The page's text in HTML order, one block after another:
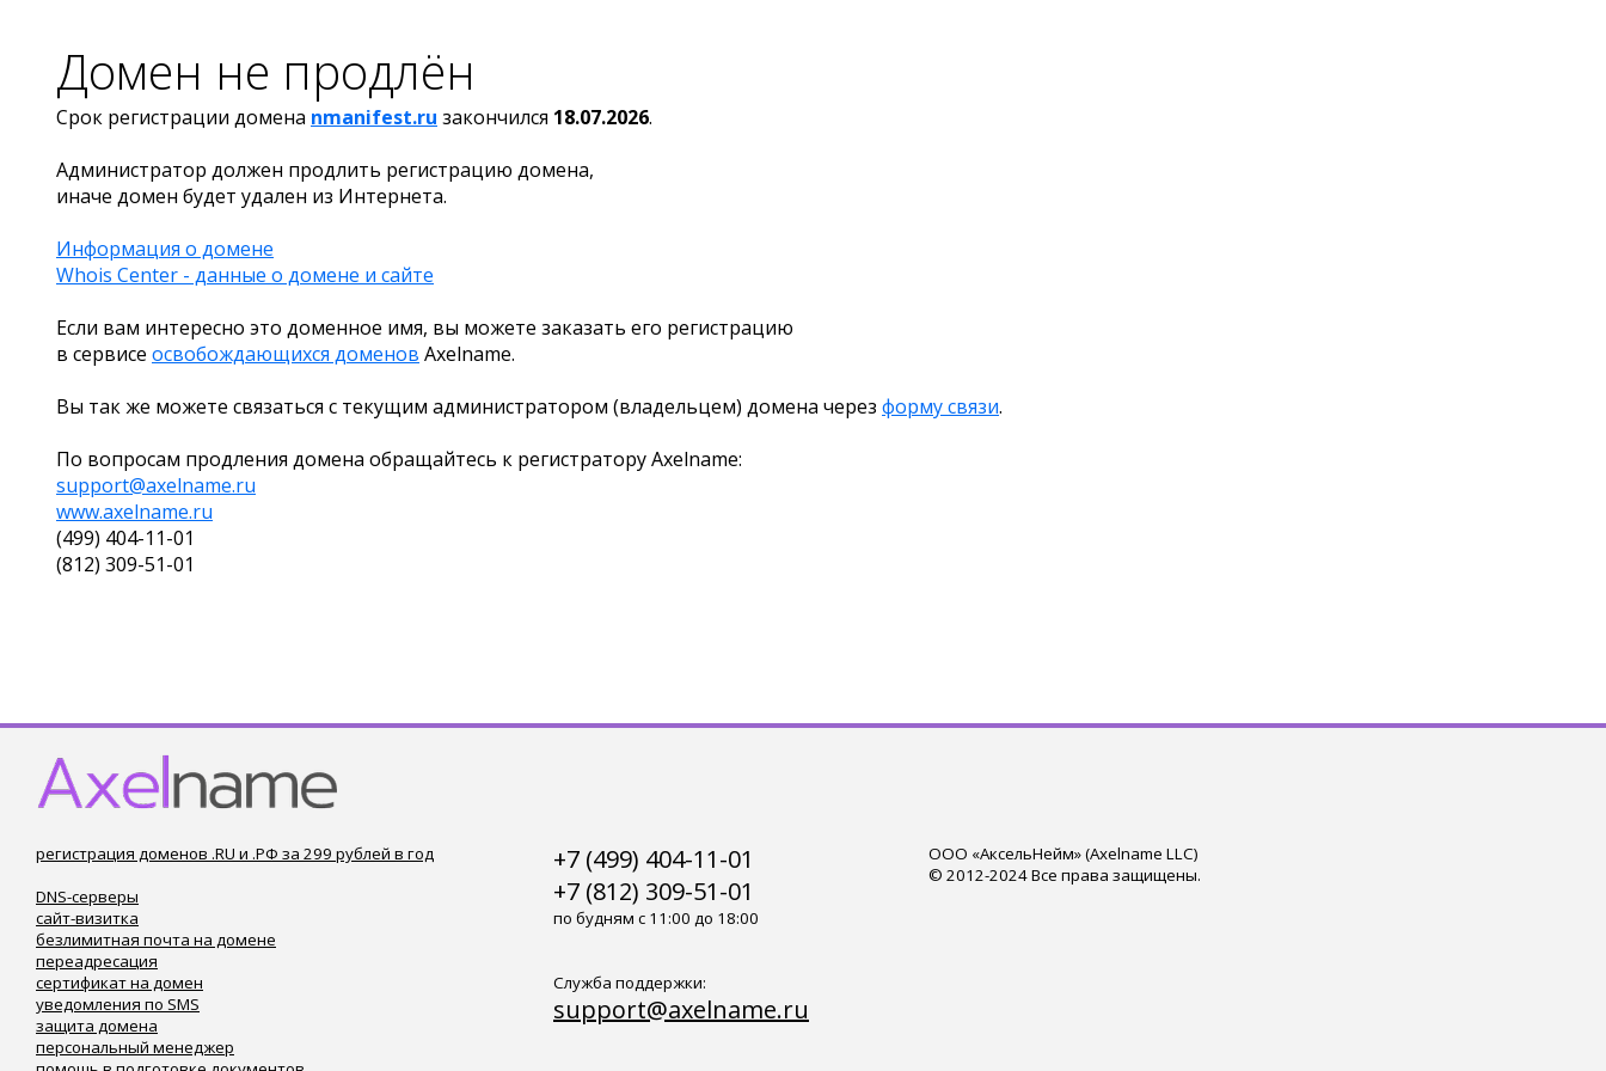
Домен не продлён
Срок регистрации домена nmanifest.ru закончился 18.07.2026.
Администратор должен продлить регистрацию домена,
иначе домен будет удален из Интернета.
Информация о домене
Whois Center - данные о домене и сайте
Если вам интересно это доменное имя, вы можете заказать его регистрацию
в сервисе освобождающихся доменов Axelname.
Вы так же можете связаться с текущим администратором (владельцем) домена через форму связи.
По вопросам продления домена обращайтесь к регистратору Axelname:
support@axelname.ru
www.axelname.ru
(499) 404-11-01
(812) 309-51-01
регистрация доменов .RU и .РФ за 299 рублей в год
DNS-серверы
сайт-визитка
безлимитная почта на домене
переадресация
сертификат на домен
уведомления по SMS
защита домена
персональный менеджер
+7 (499) 404-11-01
+7 (812) 309-51-01
по будням с 11:00 до 18:00
Служба поддержки:
support@axelname.ru
ООО «АксельНейм» (Axelname LLC)
© 2012-2024 Все права защищены.